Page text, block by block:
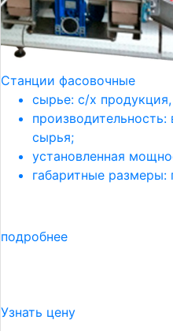
Станции фасовочные
сырье: с/х
сырья;
установленная
габаритные размеры:
подробнее
Узнать цену